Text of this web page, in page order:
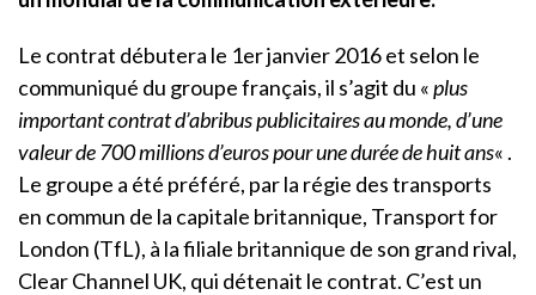
Le contrat débutera le 1er janvier 2016 et selon le
communiqué du groupe français, il s’agit du «plus
important contrat d’abribus publicitaires au monde, d’une
valeur de 700 millions d’euros pour une durée de huit ans« .
Le groupe a été préféré, par la régie des transports
en commun de la capitale britannique, Transport for
London (TfL), à la filiale britannique de son grand rival,
Clear Channel UK, qui détenait le contrat. C’est un